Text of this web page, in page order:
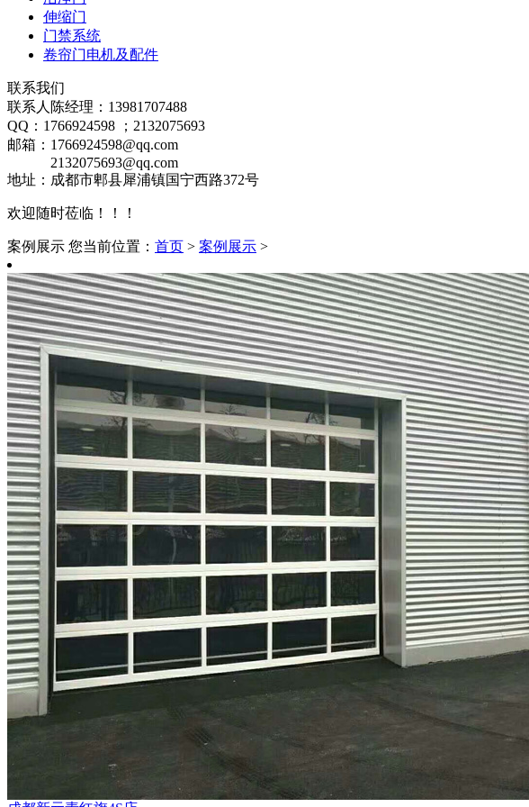
伸缩门
门禁系统
卷帘门电机及配件
联系我们
联系人陈经理：13981707488
QQ：1766924598 ；2132075693
邮箱：1766924598@qq.com
2132075693@qq.com
地址：成都市郫县犀浦镇国宁西路372号
欢迎随时莅临！！！
案例展示 您当前位置： 首页 > 案例展示 >